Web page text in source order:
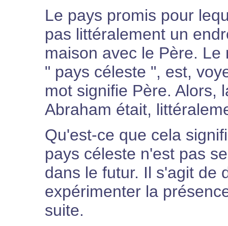
Le pays promis pour
pas littéralement un
maison avec le Père.
" pays céleste ", est,
mot signifie Père. Alors,
Abraham était,
Qu'est-ce que cela
pays céleste n'est pas
dans le futur. Il s'agit de
expérimenter la
suite.